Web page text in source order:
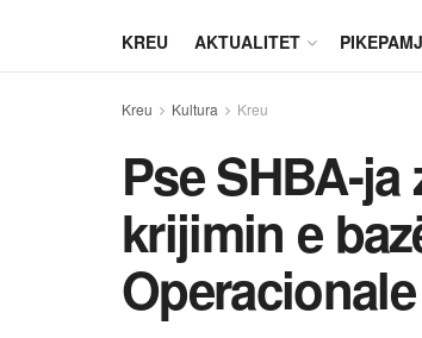
KREU AKTUALITET
Kreu Kultura Kreu
Pse SHBA-
krijimin e